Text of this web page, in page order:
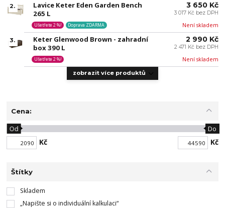
2.
Lavice Keter Eden Garden Bench
265 L
Není skladem
Ušetřete 2 %! Doprava ZDARMA
3 650 Kč
3 017 Kč bez DPH
3.
Keter Glenwood Brown - zahradní
box 390 L
Není skladem
Ušetřete 2 %!
2 990 Kč
2 471 Kč bez DPH
zobrazit více produktů
Cena:
Kč
Od Do
Kč
Štítky
Skladem
„Napište si o individuální kalkulaci“